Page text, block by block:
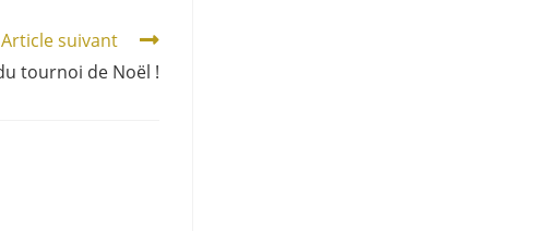
Article suivant
tournoi de Noël !